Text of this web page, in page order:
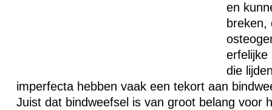
en
breken,
erfelijke
die
imperfecta hebben vaak een tekort aan
Juist dat bindweefsel is van groot belang voor